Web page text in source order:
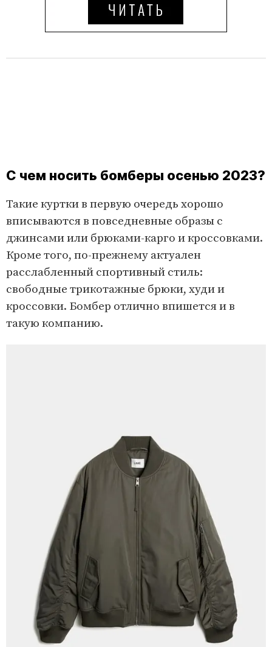
С чем носить бомберы осенью 2023?
Такие куртки в первую очередь хорошо
вписываются в повседневные образы c
джинсами или брюками-карго и кроссовками.
Кроме того, по-прежнему актуален
расслабленный спортивный стиль:
свободные трикотажные брюки, худи и
кроссовки. Бомбер отлично впишется и в
такую компанию.